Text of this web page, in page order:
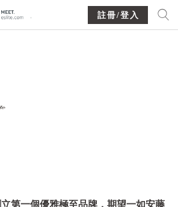
註冊/登入
第一個優雅極至品牌，期望一如安藤